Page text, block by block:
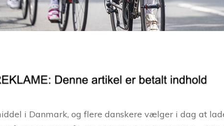
i Danmark, og flere danskere vælger i dag at